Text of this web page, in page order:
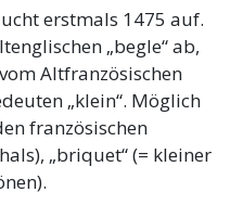
erstmals 1475 auf.
„begle“ ab,
Altfranzösischen
„klein“. Möglich
französischen
„briquet“ (= kleiner